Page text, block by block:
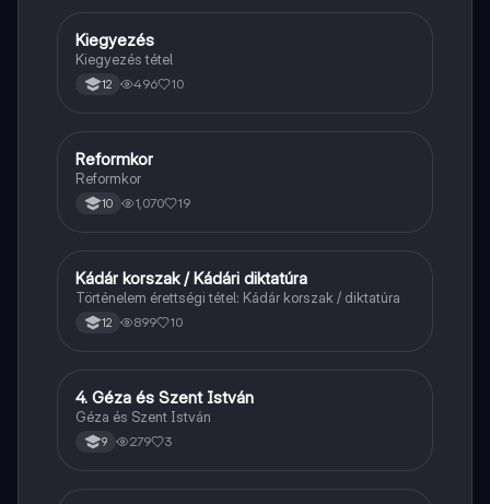
Töri
Kiegyezés
Kiegyezés tétel
12 496 10
Töri
Reformkor
Reformkor
10 1,070 19
Töri
Kádár korszak / Kádári diktatúra
Történelem érettségi tétel: Kádár korszak / diktatúra
12 899 10
Töri
4. Géza és Szent István
Géza és Szent István
9 279 3